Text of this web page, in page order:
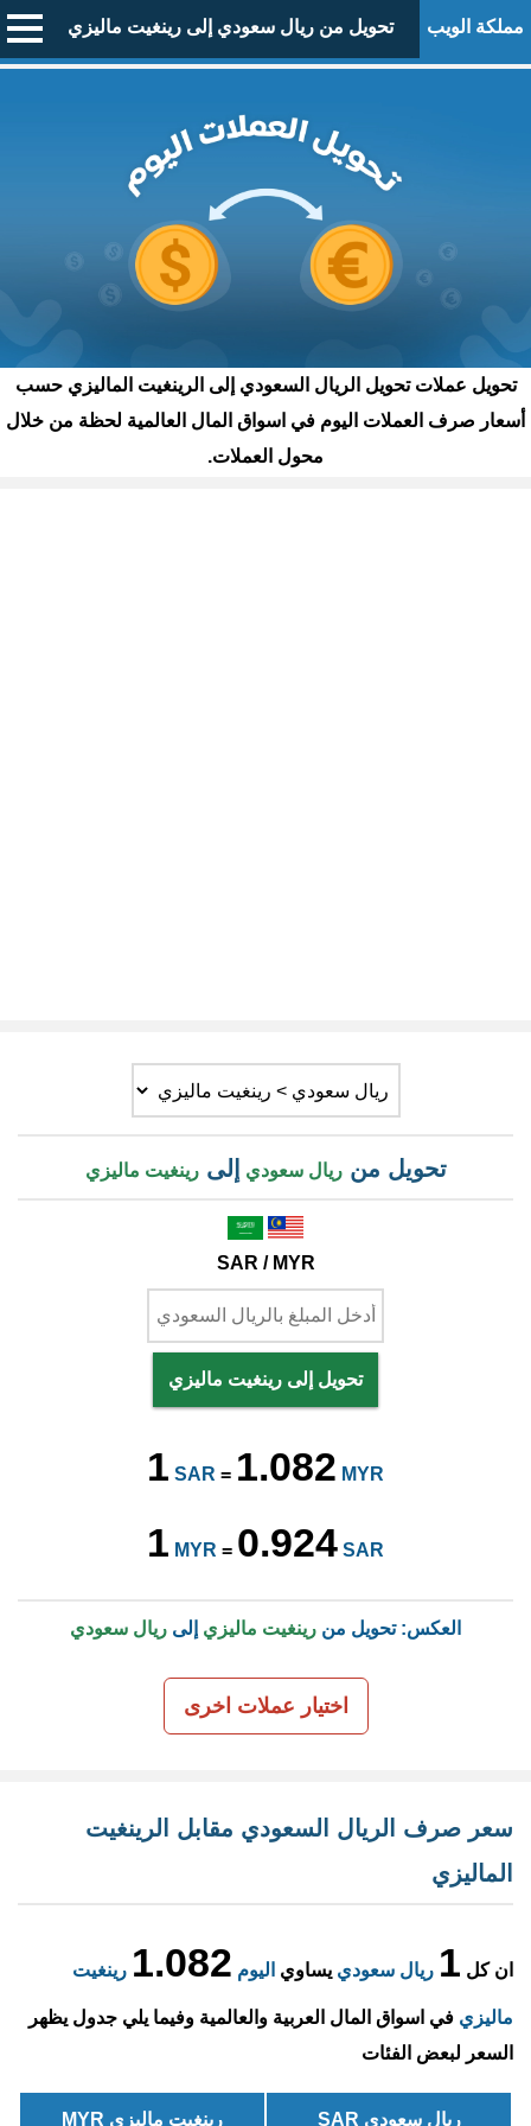
مملكة الويب تحويل من ريال سعودي إلى رينغيت ماليزي
تحويل عملات تحويل الريال السعودي إلى الرينغيت الماليزي حسب
أسعار صرف العملات اليوم في اسواق المال العالمية لحظة من خلال
محول العملات.
تحويل منريال سعودي إلىرينغيت ماليزي
SAR / MYR
تحويل إلى رينغيت ماليزي
1 SAR = 1.082 MYR
1 MYR = 0.924 SAR
العكس: تحويل من رينغيت ماليزي إلى ريال سعودي
اختيار عملات اخرى
سعر صرف الريال السعودي مقابل الرينغيت
الماليزي
ان كل 1 ريال سعودي يساوي اليوم 1.082 رينغيت
ماليزي في اسواق المال العربية والعالمية وفيما يلي جدول يظهر
السعر لبعض الفئات
ريال سعودي SAR رينغيت ماليزي MYR